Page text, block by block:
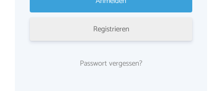
Registrieren
Passwort vergessen?